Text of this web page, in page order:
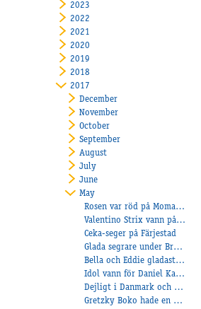
2023
2022
2021
2020
2019
2018
2017
December
November
October
September
August
July
June
May
Rosen var röd på Momarken
Valentino Strix vann på Sundbyholm!
Ceka-seger på Färjestad
Glada segrare under Breddloppskvällen!
Bella och Eddie gladast på Axevalla!
Idol vann för Daniel Karlsson
Dejligt i Danmark och Fransk unghästträning
Gretzky Boko hade en härlig kväll på Mantorp!